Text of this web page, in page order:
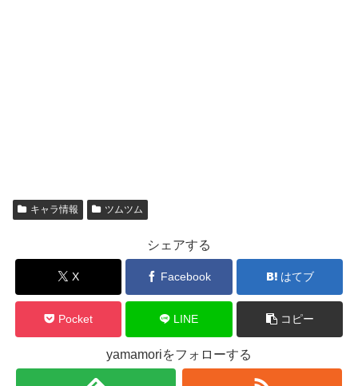
キャラ情報 ツムツム
シェアする
X Facebook はてブ
Pocket LINE コピー
yamamoriをフォローする